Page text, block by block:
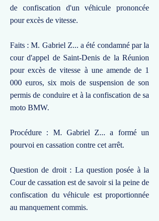
de confiscation d'un véhicule prononcée
pour excès de vitesse.
Faits : M. Gabriel Z... a été condamné par la
cour d'appel de Saint-Denis de la Réunion
pour excès de vitesse à une amende de 1
000 euros, six mois de suspension de son
permis de conduire et à la confiscation de sa
moto BMW.
Procédure : M. Gabriel Z... a formé un
pourvoi en cassation contre cet arrêt.
Question de droit : La question posée à la
Cour de cassation est de savoir si la peine de
confiscation du véhicule est proportionnée
au manquement commis.